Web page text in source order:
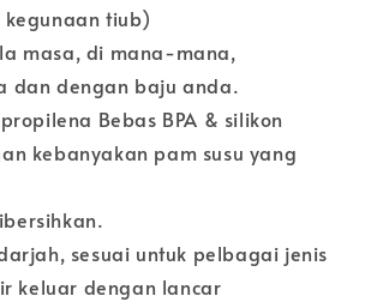
kegunaan tiub)
masa, di mana-mana,
dan dengan baju anda.
Bebas BPA & silikon
kebanyakan pam susu yang
sesuai untuk pelbagai jenis
keluar dengan lancar